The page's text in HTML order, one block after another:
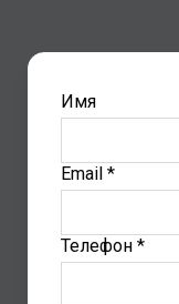
Имя
Email *
Телефон *